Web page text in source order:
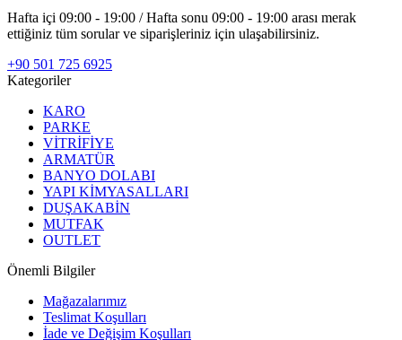
Hafta içi 09:00 - 19:00 / Hafta sonu 09:00 - 19:00 arası merak
ettiğiniz tüm sorular ve siparişleriniz için ulaşabilirsiniz.
+90 501 725 6925
Kategoriler
KARO
PARKE
VİTRİFİYE
ARMATÜR
BANYO DOLABI
YAPI KİMYASALLARI
DUŞAKABİN
MUTFAK
OUTLET
Önemli Bilgiler
Mağazalarımız
Teslimat Koşulları
İade ve Değişim Koşulları